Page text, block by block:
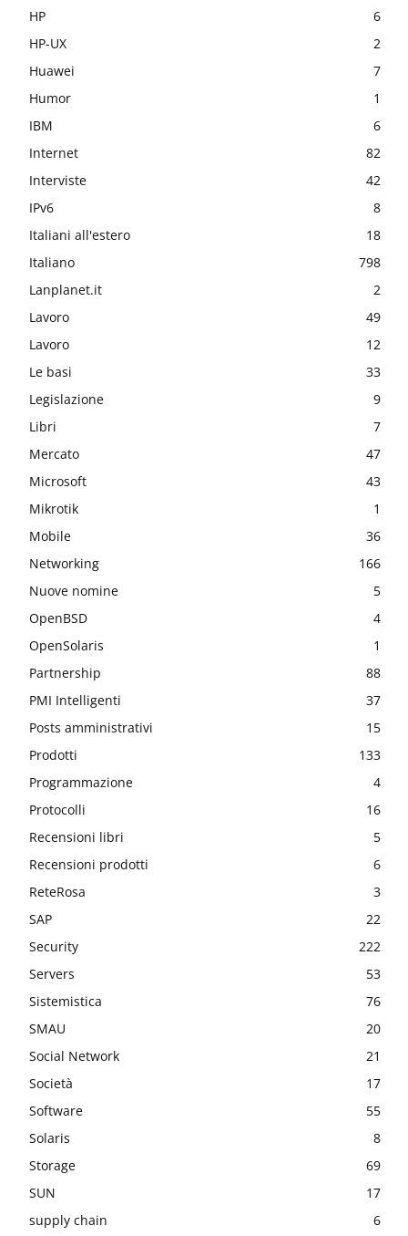
HP
6
HP-UX
2
Huawei
7
Humor
1
IBM
6
Internet
82
Interviste
42
IPv6
8
Italiani all'estero
18
Italiano
798
Lanplanet.it
2
Lavoro
49
Lavoro
12
Le basi
33
Legislazione
9
Libri
7
Mercato
47
Microsoft
43
Mikrotik
1
Mobile
36
Networking
166
Nuove nomine
5
OpenBSD
4
OpenSolaris
1
Partnership
88
PMI Intelligenti
37
Posts amministrativi
15
Prodotti
133
Programmazione
4
Protocolli
16
Recensioni libri
5
Recensioni prodotti
6
ReteRosa
3
SAP
22
Security
222
Servers
53
Sistemistica
76
SMAU
20
Social Network
21
Società
17
Software
55
Solaris
8
Storage
69
SUN
17
supply chain
6